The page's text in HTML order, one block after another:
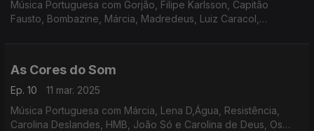
Música Portuguesa com Gorjão, Filipe Karlsson, Capitão
Fausto, Bombazine, Márcia, Madredeus, Luiz Caracol,
As Cores do Som
Ep. 10
11 mar. 2025
Música Portuguesa com Márcia, Lena D,Água, Resistência,
Carolina Deslandes, HMB, João Só e Carolina de Deus, Os